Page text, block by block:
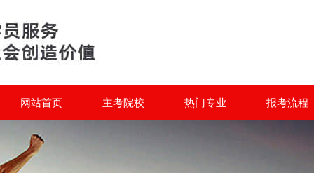
网站首页 主考院校 热门专业 报考流程